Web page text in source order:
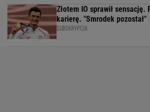
Złotem IO sprawił sensację.
karierę. "Smrodek pozostał"
SUBSKRYPCJA